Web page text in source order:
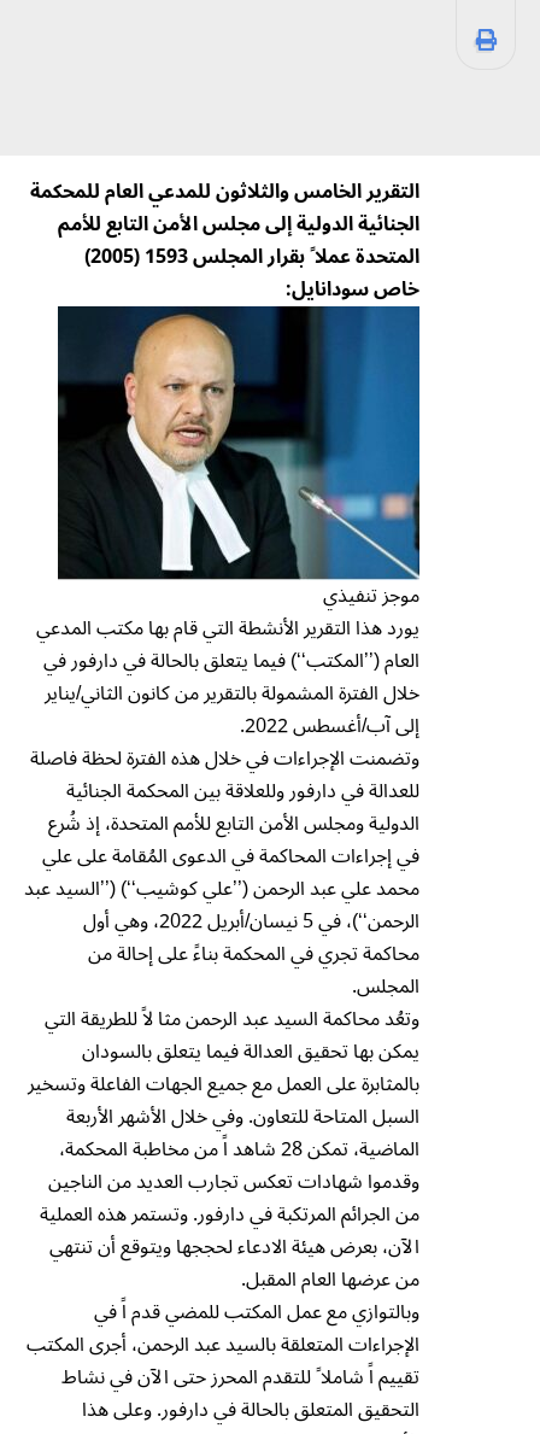
التقرير الخامس والثلاثون للمدعي العام للمحكمة
الجنائية الدولية إلى مجلس الأمن التابع للأمم
المتحدة عملا ً بقرار المجلس 1593 (2005)
خاص سودانايل:
موجز تنفيذي
يورد هذا التقرير الأنشطة التي قام بها مكتب المدعي
العام (’’المكتب‘‘) فيما يتعلق بالحالة في دارفور في
خلال الفترة المشمولة بالتقرير من كانون الثاني/يناير
إلى آب/أغسطس 2022.
وتضمنت الإجراءات في خلال هذه الفترة لحظة فاصلة
للعدالة في دارفور وللعلاقة بين المحكمة الجنائية
الدولية ومجلس الأمن التابع للأمم المتحدة، إذ شُرع
في إجراءات المحاكمة في الدعوى المُقامة على علي
محمد علي عبد الرحمن (’’علي كوشيب‘‘) (’’السيد عبد
الرحمن‘‘)، في 5 نيسان/أبريل 2022، وهي أول
محاكمة تجري في المحكمة بناءً على إحالة من
المجلس.
وتعُد محاكمة السيد عبد الرحمن مثا لاً للطريقة التي
يمكن بها تحقيق العدالة فيما يتعلق بالسودان
بالمثابرة على العمل مع جميع الجهات الفاعلة وتسخير
السبل المتاحة للتعاون. وفي خلال الأشهر الأربعة
الماضية، تمكن 28 شاهد اً من مخاطبة المحكمة،
وقدموا شهادات تعكس تجارب العديد من الناجين
من الجرائم المرتكبة في دارفور. وتستمر هذه العملية
الآن، بعرض هيئة الادعاء لحججها ويتوقع أن تنتهي
من عرضها العام المقبل.
وبالتوازي مع عمل المكتب للمضي قدم اً في
الإجراءات المتعلقة بالسيد عبد الرحمن، أجرى المكتب
تقييم اً شاملا ً للتقدم المحرز حتى الآن في نشاط
التحقيق المتعلق بالحالة في دارفور. وعلى هذا